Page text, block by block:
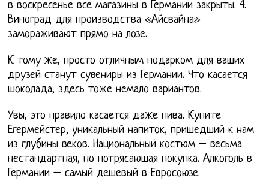
в воскресенье все магазины в Германии закрыты. 4.
Виноград для производства «Айсвайна»
замораживают прямо на лозе.
К тому же, просто отличным подарком для ваших
друзей станут сувениры из Германии. Что касается
шоколада, здесь тоже немало вариантов.
Увы, это правило касается даже пива. Купите
Егермейстер, уникальный напиток, пришедший к нам
из глубины веков. Национальный костюм – весьма
нестандартная, но потрясающая покупка. Алкоголь в
Германии – самый дешевый в Евросоюзе.